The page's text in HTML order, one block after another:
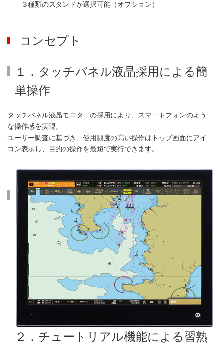
３種類のスタンドが選択可能（オプション）
コンセプト
１．タッチパネル液晶採用による簡
単操作
タッチパネル液晶モニターの採用により、スマートフォンのよう
な操作感を実現。
ユーザー調査に基づき、使用頻度の高い操作はトップ画面にアイ
コン表示し、目的の操作を最短で実行できます。
２．チュートリアル機能による習熟